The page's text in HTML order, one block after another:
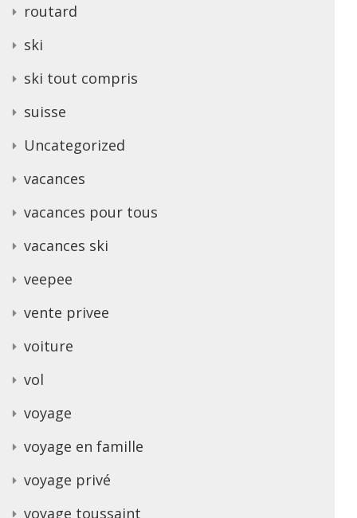
routard
ski
ski tout compris
suisse
Uncategorized
vacances
vacances pour tous
vacances ski
veepee
vente privee
voiture
vol
voyage
voyage en famille
voyage privé
voyage toussaint